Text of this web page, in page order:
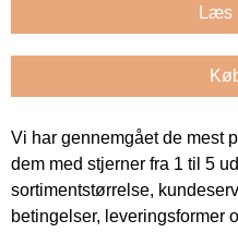
Læs
Vi har gennemgået de mest
dem med stjerner fra 1 til 5
sortimentstørrelse,
betingelser, leveringsformer